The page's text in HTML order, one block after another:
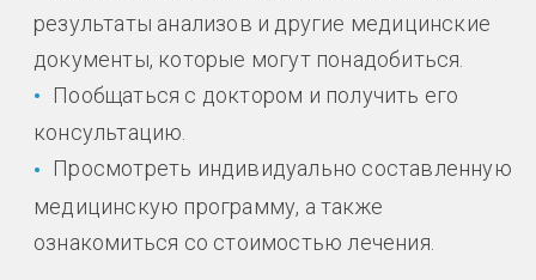
результаты анализов и другие медицинские
документы, которые могут понадобиться.
Пообщаться с доктором и получить его
консультацию.
Просмотреть индивидуально составленную
медицинскую программу, а также
ознакомиться со стоимостью лечения.